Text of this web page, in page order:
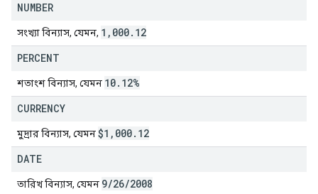
NUMBER
সংখ্যা বিন্যাস, যেমন, 1 , 000. 12
PERCENT
শতাংশ বিন্যাস, যেমন 10. 12%
CURRENCY
মুদ্রার বিন্যাস, যেমন$1 , 000. 12
DATE
তারিখ বিন্যাস, যেমন 9/26/2008